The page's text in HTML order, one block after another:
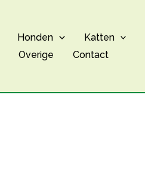
Honden Katten
Overige Contact